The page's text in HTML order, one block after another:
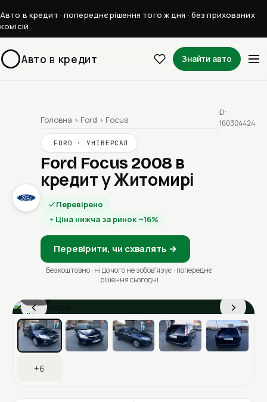
Авто в кредит · попереднє рішення того ж дня · без прихованих
комісій
Авто в кредит Знайти авто
Головна › Ford › Focus
FORD · УНІВЕРСАЛ
Ford Focus 2008 в
кредит у Житомирі
Перевірено
Ціна нижча за ринок ~16%
Перевірити, чи схвалять →
Безкоштовно · ні до чого не зобовʼязує · попереднє
рішення сьогодні
ID:
160304424
‹ ›
1 / 13
Ціна в місяць
+6